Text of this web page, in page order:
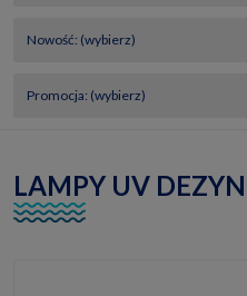
Nowość: (wybierz)
Promocja: (wybierz)
LAMPY UV